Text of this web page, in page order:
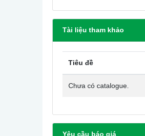
Tài liệu tham khảo
Tiêu đề
Chưa có catalogue.
Yêu cầu báo giá